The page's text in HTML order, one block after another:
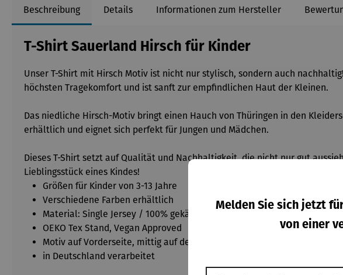
Beschreibung Details Informationen zum Hersteller
T-Shirt Sauerland Hirsch für Kinder
Unser T-Shirt mit Hirsch Motiv ist nicht nur stylisch, sondern auch
höchsten Tragekomfort und ist sanft zur empfindlichen Haut der Kleinen.
Das niedliche Hirsch-Motiv bringt einen Hauch von Thüringen in den
erhältlich und eignet sich perfekt für Jungen und Mädchen.
Dieses T-Shirt setzt auf Qualität und Nachhaltigkeit, die nicht nur gut
Lieblingsstück eines Kindes!
Größen für Kinder von 3-13 Jahre
Verschiedene Farben erhältlich
Material: Single Jersey / 100% gekämmte Baumwolle / 155gm/qm
OEKO Tex Stand, Vegan Approved
Motiv auf Vorderseite, mittig auf der Brust
in Deutschland verarbeitet
Melden Sie sich jetzt
von einer